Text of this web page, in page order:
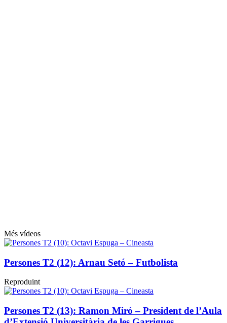
Més vídeos
Persones T2 (12): Arnau Setó – Futbolista
Reproduint
Persones T2 (13): Ramon Miró – President de l’Aula